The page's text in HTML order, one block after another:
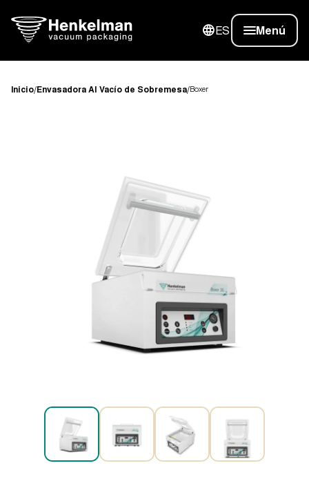
ES Menú
Inicio/Envasadora Al Vacío de Sobremesa/Boxer